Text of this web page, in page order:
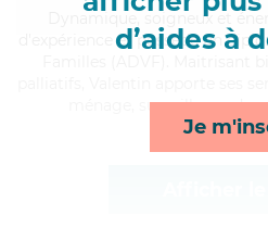
d’aides à
Je
, soigneux et
d'expérience et possède un
ménage, surveillance de